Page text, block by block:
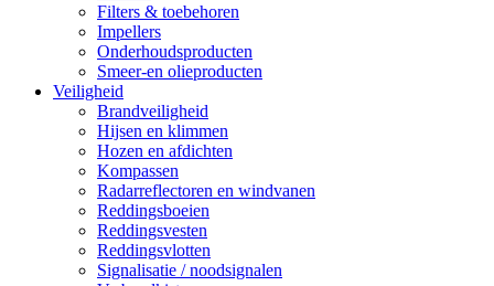
Filters & toebehoren
Impellers
Onderhoudsproducten
Smeer-en olieproducten
Veiligheid
Brandveiligheid
Hijsen en klimmen
Hozen en afdichten
Kompassen
Radarreflectoren en windvanen
Reddingsboeien
Reddingsvesten
Reddingsvlotten
Signalisatie / noodsignalen